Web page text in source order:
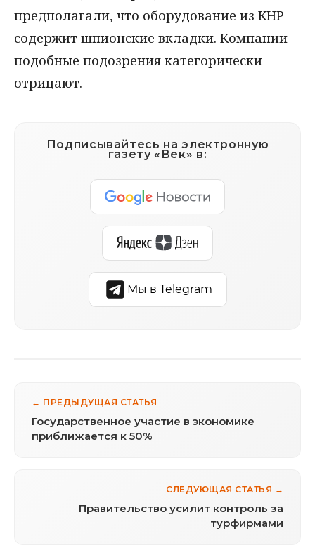
предполагали, что оборудование из КНР
содержит шпионские вкладки. Компании
подобные подозрения категорически
отрицают.
Подписывайтесь на электронную
газету «Век» в:
Мы в Telegram
← ПРЕДЫДУЩАЯ СТАТЬЯ
Государственное участие в экономике
приближается к 50%
СЛЕДУЮЩАЯ СТАТЬЯ →
Правительство усилит контроль за
турфирмами